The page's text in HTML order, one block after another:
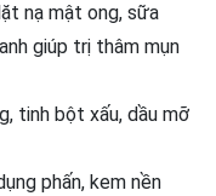
nạ mật ong, sữa
giúp trị thâm mụn
tinh bột xấu, dầu mỡ
phấn, kem nền